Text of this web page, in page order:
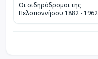
Οι σιδηρόδρομοι της
Πελοποννήσου 1882 - 1962